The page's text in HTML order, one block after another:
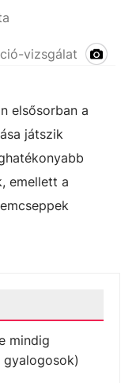
vizsgálat
elsősorban a
játszik
emellett a
mindig